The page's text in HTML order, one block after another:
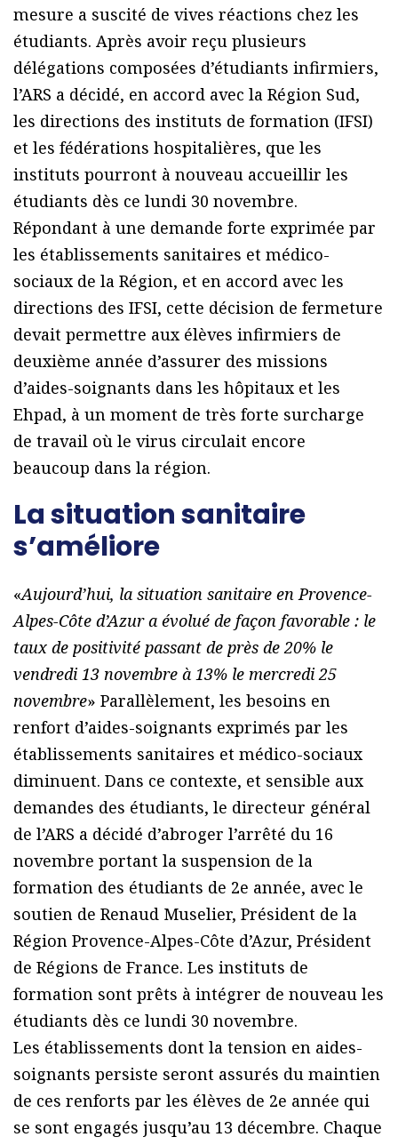
mesure a suscité de vives réactions chez les
étudiants. Après avoir reçu plusieurs
délégations composées d’étudiants infirmiers,
l’ARS a décidé, en accord avec la Région Sud,
les directions des instituts de formation (IFSI)
et les fédérations hospitalières, que les
instituts pourront à nouveau accueillir les
étudiants dès ce lundi 30 novembre.
Répondant à une demande forte exprimée par
les établissements sanitaires et médico-
sociaux de la Région, et en accord avec les
directions des IFSI, cette décision de fermeture
devait permettre aux élèves infirmiers de
deuxième année d’assurer des missions
d’aides-soignants dans les hôpitaux et les
Ehpad, à un moment de très forte surcharge
de travail où le virus circulait encore
beaucoup dans la région.
La situation sanitaire
s’améliore
«Aujourd’hui, la situation sanitaire en Provence-
Alpes-Côte d’Azur a évolué de façon favorable : le
taux de positivité passant de près de 20% le
vendredi 13 novembre à 13% le mercredi 25
novembre» Parallèlement, les besoins en
renfort d’aides-soignants exprimés par les
établissements sanitaires et médico-sociaux
diminuent. Dans ce contexte, et sensible aux
demandes des étudiants, le directeur général
de l’ARS a décidé d’abroger l’arrêté du 16
novembre portant la suspension de la
formation des étudiants de 2e année, avec le
soutien de Renaud Muselier, Président de la
Région Provence-Alpes-Côte d’Azur, Président
de Régions de France. Les instituts de
formation sont prêts à intégrer de nouveau les
étudiants dès ce lundi 30 novembre.
Les établissements dont la tension en aides-
soignants persiste seront assurés du maintien
de ces renforts par les élèves de 2e année qui
se sont engagés jusqu’au 13 décembre. Chaque